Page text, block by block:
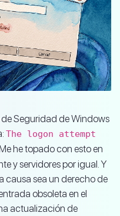
de Seguridad de Windows
The logon attempt
he topado con esto en
y servidores por igual. Y
causa sea un derecho de
obsoleta en el
actualización de